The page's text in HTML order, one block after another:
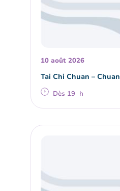
10 août 2026
Tai Chi Chuan – Chuan
Dès 19 h